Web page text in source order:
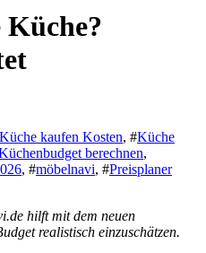
Küche?
Küche kaufen Kosten, #Küche
berechnen,
, #möbelnavi, #Preisplaner
realistisch einzuschätzen.